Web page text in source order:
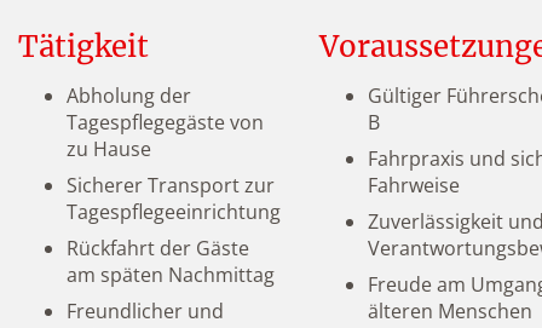
Tätigkeit
Abholung der
Tagespflegegäste von
zu Hause
Sicherer Transport zur
Tagespflegeeinrichtung
Rückfahrt der Gäste
am späten Nachmittag
Freundlicher und
Gültiger
B
Fahrpraxis und
Fahrweise
Zuverlässigkeit
Freude am
älteren Menschen